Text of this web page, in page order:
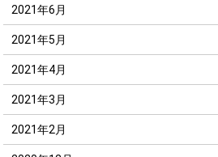
2021年6月
2021年5月
2021年4月
2021年3月
2021年2月